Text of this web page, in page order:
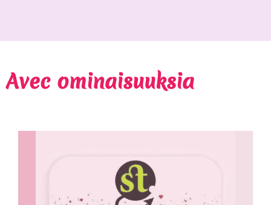
Avec ominaisuuksia